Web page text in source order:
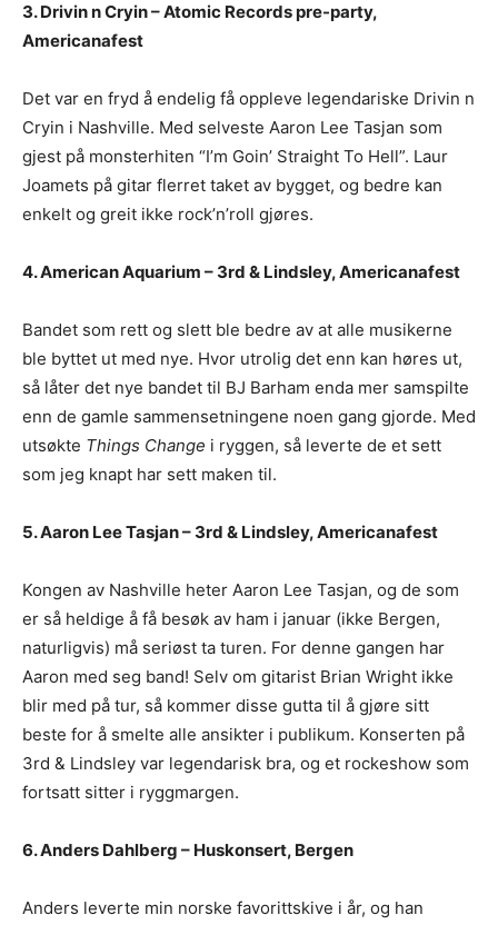
3. Drivin n Cryin – Atomic Records pre-party,
Americanafest
Det var en fryd å endelig få oppleve legendariske Drivin n
Cryin i Nashville. Med selveste Aaron Lee Tasjan som
gjest på monsterhiten “I’m Goin’ Straight To Hell”. Laur
Joamets på gitar flerret taket av bygget, og bedre kan
enkelt og greit ikke rock’n’roll gjøres.
4. American Aquarium – 3rd & Lindsley, Americanafest
Bandet som rett og slett ble bedre av at alle musikerne
ble byttet ut med nye. Hvor utrolig det enn kan høres ut,
så låter det nye bandet til BJ Barham enda mer samspilte
enn de gamle sammensetningene noen gang gjorde. Med
utsøkte Things Change i ryggen, så leverte de et sett
som jeg knapt har sett maken til.
5. Aaron Lee Tasjan – 3rd & Lindsley, Americanafest
Kongen av Nashville heter Aaron Lee Tasjan, og de som
er så heldige å få besøk av ham i januar (ikke Bergen,
naturligvis) må seriøst ta turen. For denne gangen har
Aaron med seg band! Selv om gitarist Brian Wright ikke
blir med på tur, så kommer disse gutta til å gjøre sitt
beste for å smelte alle ansikter i publikum. Konserten på
3rd & Lindsley var legendarisk bra, og et rockeshow som
fortsatt sitter i ryggmargen.
6. Anders Dahlberg – Huskonsert, Bergen
Anders leverte min norske favorittskive i år, og han